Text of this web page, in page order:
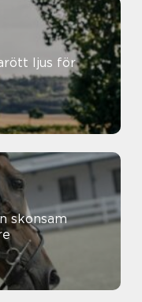
ljus för
skonsam